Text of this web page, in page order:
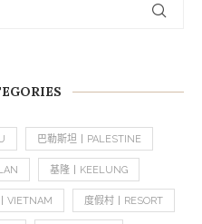
巴勒斯坦丨PALESTINE
基隆丨KEELUNG
VIETNAM 度假村丨RESORT